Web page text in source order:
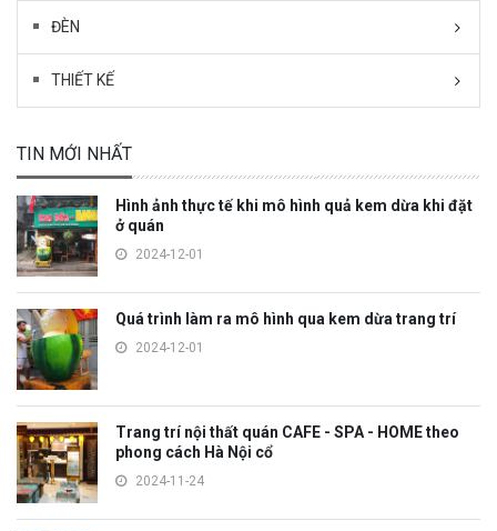
ĐÈN
THIẾT KẾ
TIN MỚI NHẤT
Hình ảnh thực tế khi mô hình quả kem dừa khi đặt
ở quán
2024-12-01
Quá trình làm ra mô hình qua kem dừa trang trí
2024-12-01
Trang trí nội thất quán CAFE - SPA - HOME theo
phong cách Hà Nội cổ
2024-11-24